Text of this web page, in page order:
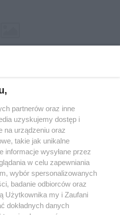
nie może być powielany i
w jakikolwiek sposób (w
na jakimkolwiek polu
włącznie z umieszczaniem w
praw. Jakiekolwiek użycie lub
lub w części z naruszeniem prawa,
pod groźbą kary i może być
partnerów oraz inne
uzyskujemy dostęp i
na urządzeniu oraz
takie jak unikalne
informacje wysyłane przez
w celu zapewniania
wybór spersonalizowanych
badanie odbiorców oraz
Użytkownika my i Zaufani
dokładnych danych